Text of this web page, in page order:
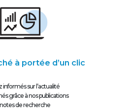
à portée d’un clic
informés sur l’actualité
grâce à nos publications
de recherche